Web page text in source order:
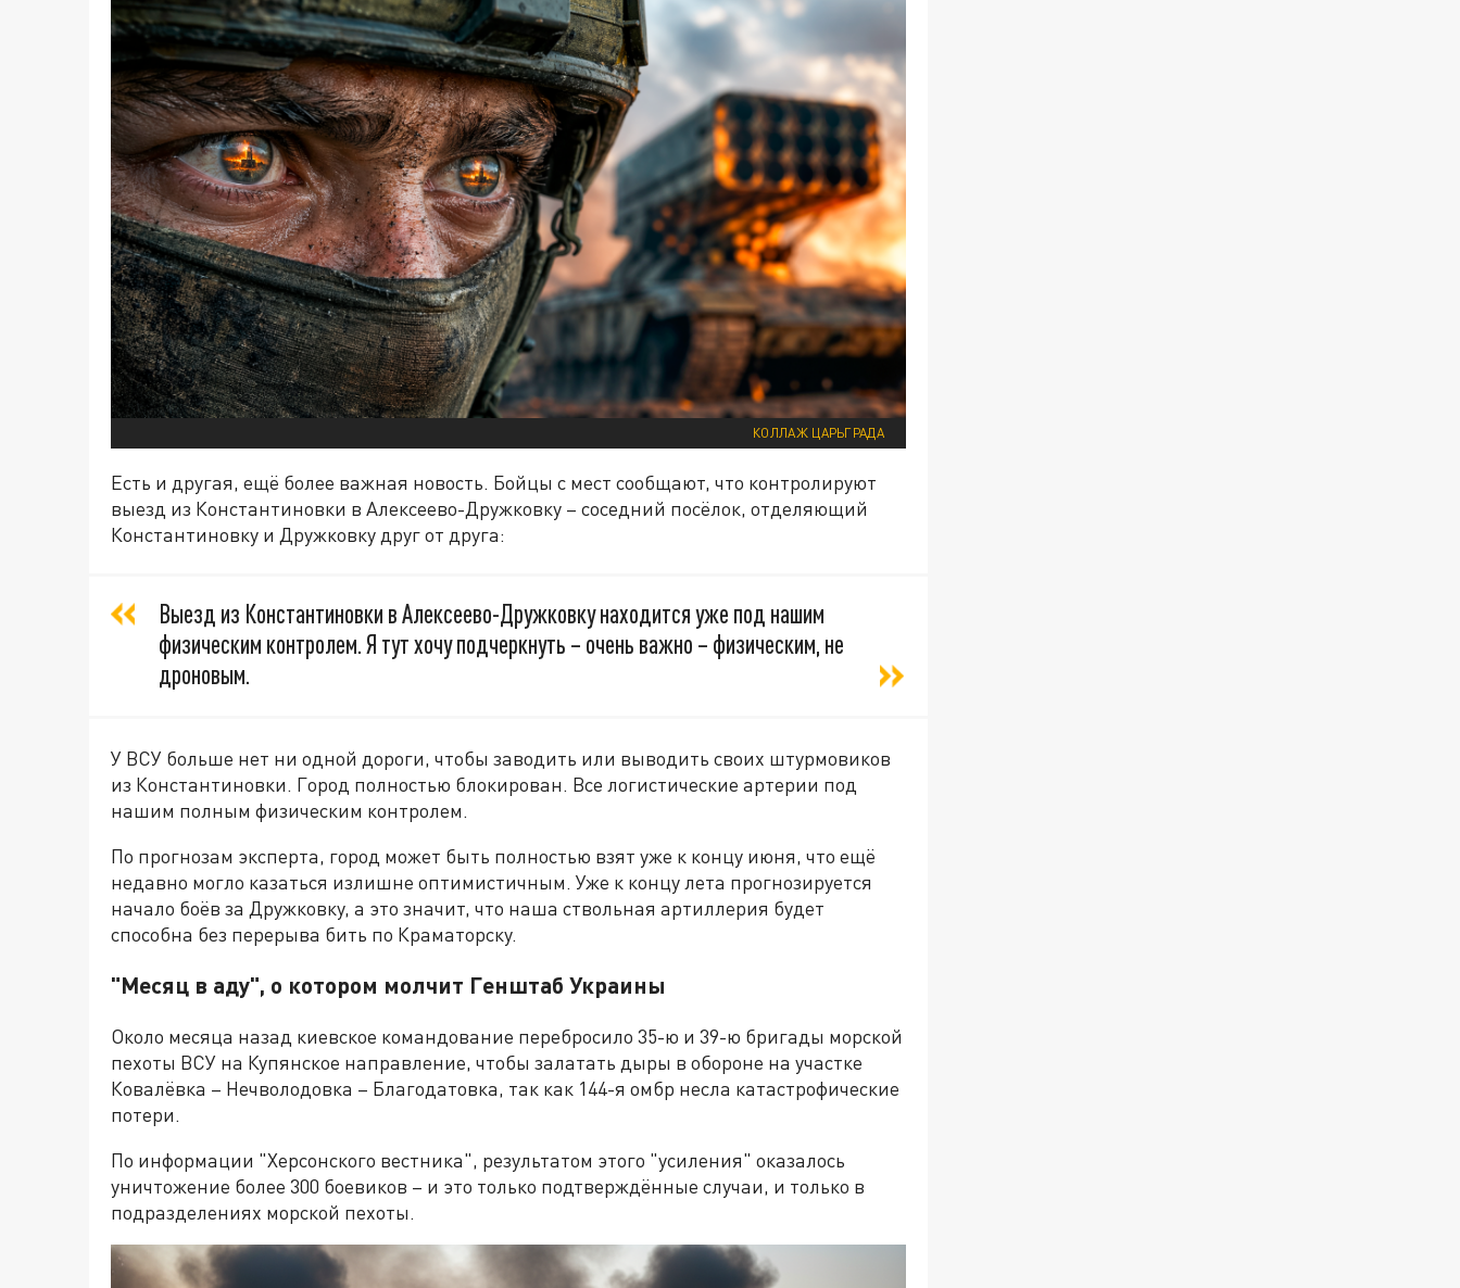
КОЛЛАЖ ЦАРЬГРАДА
Есть и другая, ещё более важная новость. Бойцы с мест сообщают, что контролируют
выезд из Константиновки в Алексеево-Дружковку – соседний посёлок, отделяющий
Константиновку и Дружковку друг от друга:
Выезд из Константиновки в Алексеево-Дружковку находится уже под нашим
физическим контролем. Я тут хочу подчеркнуть – очень важно – физическим, не
дроновым.
У ВСУ больше нет ни одной дороги, чтобы заводить или выводить своих штурмовиков
из Константиновки. Город полностью блокирован. Все логистические артерии под
нашим полным физическим контролем.
По прогнозам эксперта, город может быть полностью взят уже к концу июня, что ещё
недавно могло казаться излишне оптимистичным. Уже к концу лета прогнозируется
начало боёв за Дружковку, а это значит, что наша ствольная артиллерия будет
способна без перерыва бить по Краматорску.
"Месяц в аду", о котором молчит Генштаб Украины
Около месяца назад киевское командование перебросило 35-ю и 39-ю бригады морской
пехоты ВСУ на Купянское направление, чтобы залатать дыры в обороне на участке
Ковалёвка – Нечволодовка – Благодатовка, так как 144-я омбр несла катастрофические
потери.
По информации "Херсонского вестника", результатом этого "усиления" оказалось
уничтожение более 300 боевиков – и это только подтверждённые случаи, и только в
подразделениях морской пехоты.